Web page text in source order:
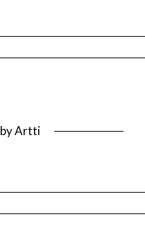
byArtti